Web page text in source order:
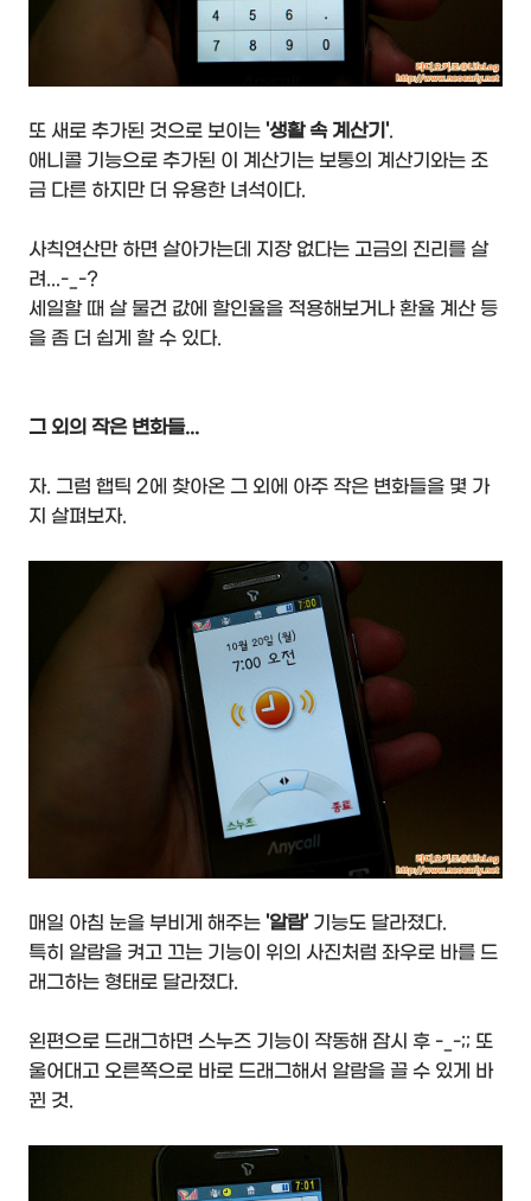
또 새로 추가된 것으로 보이는 '생활 속 계산기'.
애니콜 기능으로 추가된 이 계산기는 보통의 계산기와는 조
금 다른 하지만 더 유용한 녀석이다.
사칙연산만 하면 살아가는데 지장 없다는 고금의 진리를 살
려...-_-?
세일할 때 살 물건 값에 할인율을 적용해보거나 환율 계산 등
을 좀 더 쉽게 할 수 있다.
그 외의 작은 변화들...
자. 그럼 햅틱 2에 찾아온 그 외에 아주 작은 변화들을 몇 가
지 살펴보자.
매일 아침 눈을 부비게 해주는 '알람' 기능도 달라졌다.
특히 알람을 켜고 끄는 기능이 위의 사진처럼 좌우로 바를 드
래그하는 형태로 달라졌다.
왼편으로 드래그하면 스누즈 기능이 작동해 잠시 후 -_-;; 또
울어대고 오른쪽으로 바로 드래그해서 알람을 끌 수 있게 바
뀐 것.